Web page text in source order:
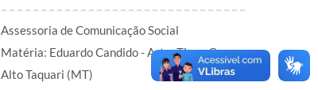
Assessoria de Comunicação Social
Matéria: Eduardo Candido - Arte: Tiago Gomes
Alto Taquari (MT)